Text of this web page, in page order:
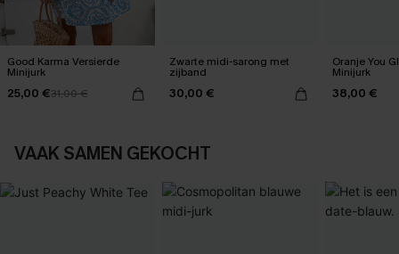
Good Karma Versierde
Minijurk
25,00 €31,00 €
Zwarte midi-sarong met
zijband
30,00 €
Oranje You
Minijurk
38,00 €
VAAK SAMEN GEKOCHT